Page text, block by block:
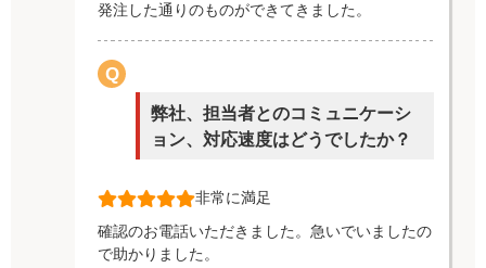
発注した通りのものができてきました。
Q
弊社、担当者とのコミュニケーシ
ョン、対応速度はどうでしたか？
非常に満足
確認のお電話いただきました。急いでいましたの
で助かりました。